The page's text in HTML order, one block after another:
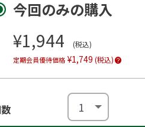
今回のみの購入
¥1,944 (税込)
定期会員優待価格 ¥1,749 (税込)